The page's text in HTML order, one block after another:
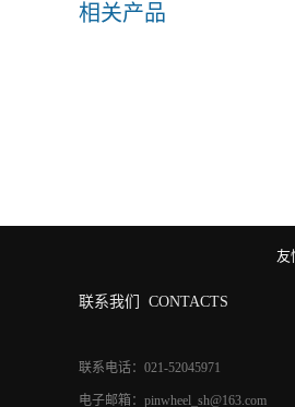
相关产品
友
联系我们 CONTACTS
联系电话：021-52045971
电子邮箱：pinwheel_sh@163.com